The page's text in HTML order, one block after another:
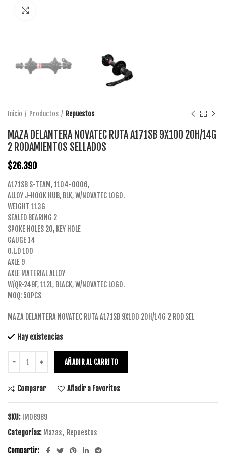
Inicio Productos Repuestos
MAZA DELANTERA NOVATEC RUTA A171SB 9X100 20H/14G
2 RODAMIENTOS SELLADOS
$26.390
A171SB S-TEAM, 1104-0006,
ALLOY J-HOOK HUB, BLK, W/NOVATEC LOGO.
WEIGHT 113G
SEALED BEARING 2
SPOKE HOLES 20, KEY HOLE
GAUGE 14
O.L.D 100
AXLE 9
AXLE MATERIAL ALLOY
W/QR-249F, 112L, BLACK, W/NOVATEC LOGO.
MOQ: 50PCS
MAZA DELANTERA NOVATEC RUTA A171SB 9X100 20H/14G 2 ROD SEL
Hay existencias
AÑADIR AL CARRITO
Comparar Añadir a Favoritos
SKU: IM08989
Categorías: Mazas, Repuestos
Compartir